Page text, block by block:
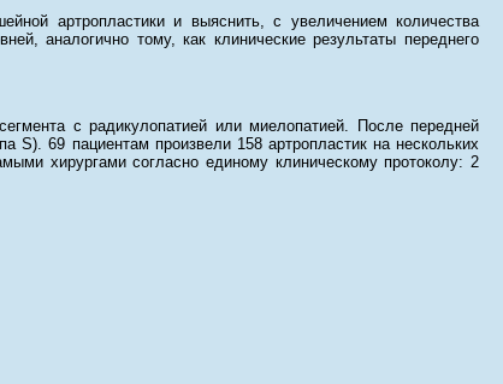
артропластики и выяснить, с увеличением количества
аналогично тому, как клинические результаты переднего
с радикулопатией или миелопатией. После передней
S). 69 пациентам произвели 158 артропластик на нескольких
хирургами согласно единому клиническому протоколу: 2